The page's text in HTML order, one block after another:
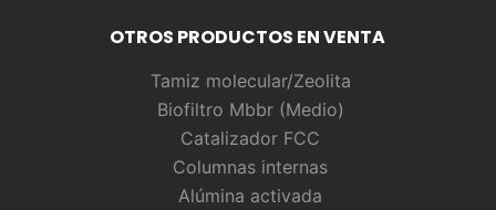
OTROS PRODUCTOS EN VENTA
Tamiz molecular/Zeolita
Biofiltro Mbbr (Medio)
Catalizador FCC
Columnas internas
Alúmina activada